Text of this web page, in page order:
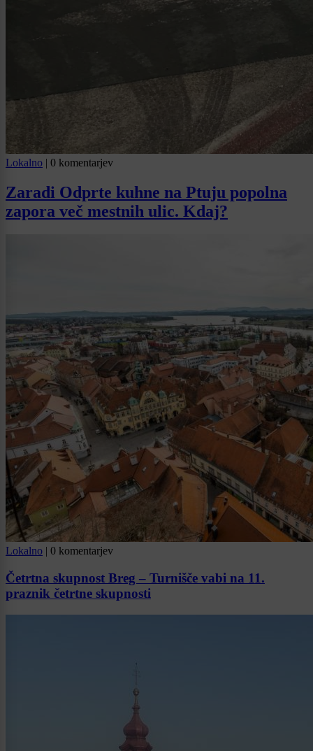
Lokalno | 0 komentarjev
Zaradi Odprte kuhne na Ptuju popolna
zapora več mestnih ulic. Kdaj?
Lokalno | 0 komentarjev
Četrtna skupnost Breg – Turnišče vabi na 11.
praznik četrtne skupnosti